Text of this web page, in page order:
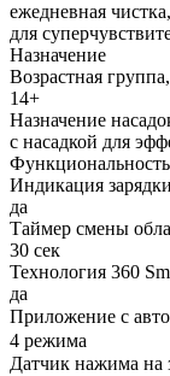
ежедневная
для
Назначение
Возрастная
14+
Назначение
с насадкой для
Функциональность
Индикация зарядки
да
Таймер смены
30 сек
Технология 360
да
Приложение с
4 режима
Датчик нажима на